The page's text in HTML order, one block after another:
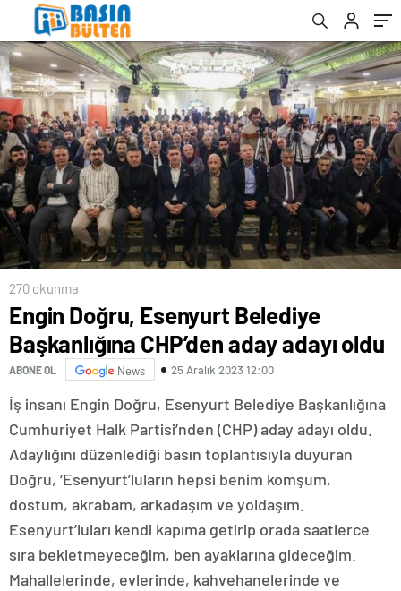
270 okunma
Engin Doğru, Esenyurt Belediye
Başkanlığına CHP’den aday adayı oldu
ABONE OL News 25 Aralık 2023 12:00
İş insanı Engin Doğru, Esenyurt Belediye Başkanlığına
Cumhuriyet Halk Partisi’nden (CHP) aday adayı oldu.
Adaylığını düzenlediği basın toplantısıyla duyuran
Doğru, ‘Esenyurt’luların hepsi benim komşum,
dostum, akrabam, arkadaşım ve yoldaşım.
Esenyurt’luları kendi kapıma getirip orada saatlerce
sıra bekletmeyeceğim, ben ayaklarına gideceğim.
Mahallelerinde, evlerinde, kahvehanelerinde ve